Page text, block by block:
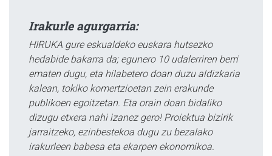
Irakurle agurgarria:
HIRUKA gure eskualdeko euskara hutsezko
hedabide bakarra da; egunero 10 udalerriren berri
ematen dugu, eta hilabetero doan duzu aldizkaria
kalean, tokiko komertzioetan zein erakunde
publikoen egoitzetan. Eta orain doan bidaliko
dizugu etxera nahi izanez gero! Proiektua bizirik
jarraitzeko, ezinbestekoa dugu zu bezalako
irakurleen babesa eta ekarpen ekonomikoa.